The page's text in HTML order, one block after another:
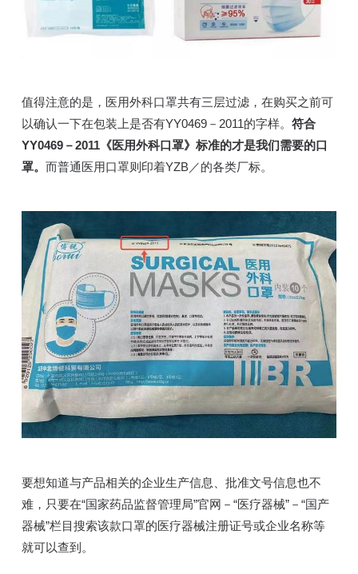
值得注意的是，医用外科口罩共有三层过滤，在购买之前可
以确认一下在包装上是否有YY0469－2011的字样。 符合
YY0469－2011《医用外科口罩》标准的才是我们需要的口
罩。 而普通医用口罩则印着YZB／的各类厂标。
要想知道与产品相关的企业生产信息、批准文号信息也不
难，只要在“国家药品监督管理局”官网－“医疗器械”－“国产
器械”栏目搜索该款口罩的医疗器械注册证号或企业名称等
就可以查到。